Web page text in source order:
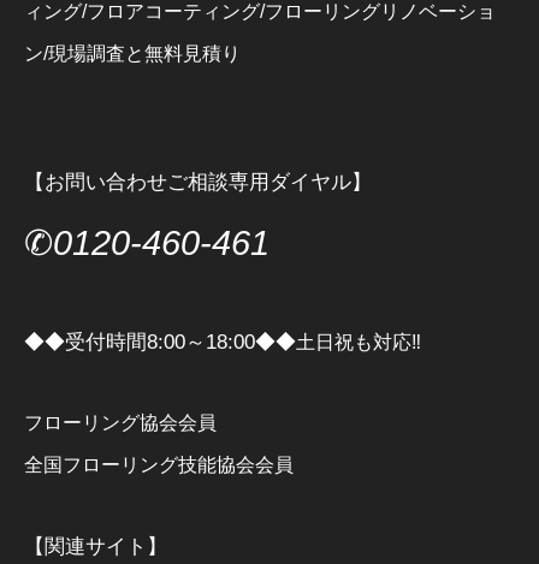
ィング/フロアコーティング/フローリングリノベーショ
ン/現場調査と無料見積り
【お問い合わせご相談専用ダイヤル】
✆0120-460-461
◆◆受付時間8:00～18:00◆◆土日祝も対応‼
フローリング協会会員
全国フローリング技能協会会員
【関連サイト】